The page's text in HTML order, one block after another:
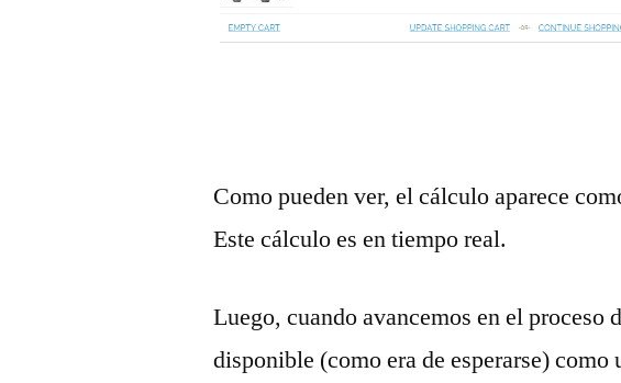
Como pueden ver, el cálculo aparece
Este cálculo es en tiempo real.
Luego, cuando avancemos en el proceso
disponible (como era de esperarse) como